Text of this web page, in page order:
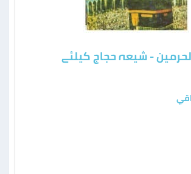
- شیعہ حجاج کیلئے